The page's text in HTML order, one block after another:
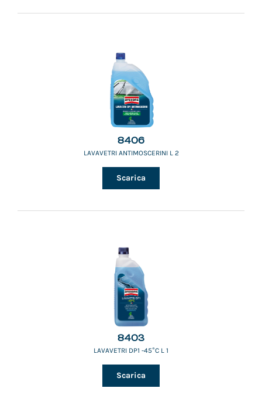
8406
LAVAVETRI ANTIMOSCERINI L 2
Scarica
8403
LAVAVETRI DP1 -45°C L 1
Scarica